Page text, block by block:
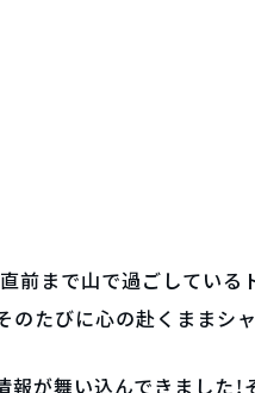
前まで山で過ごしている
のたびに心の赴くままシ
が舞い込んできました